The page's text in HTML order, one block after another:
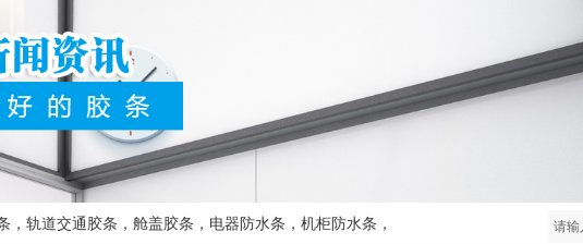
轨道交通胶条，舱盖胶条，电器防水条，机柜防水条，